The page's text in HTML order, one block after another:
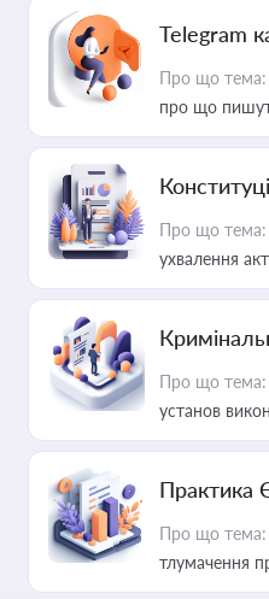
Telegram
Про що тема:
про що
Про що тема:
ухвалення
Про що тема:
установ
Практика
Про що тема:
тлумачення